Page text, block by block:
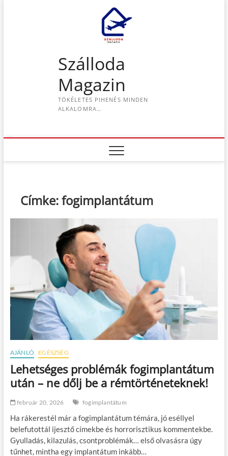
t
Szálloda
Magazin
TÖKÉLETES PIHENÉS MINDEN
ALKALOMRA…
Címke:fogimplantátum
AJÁNLÓ EGÉSZSÉG
Lehetséges problémák fogimplantátum
után – ne dőlj be a rémtörténeteknek!
február 20, 2026 fogimplantátum
Ha rákerestél már a fogimplantátum témára, jó eséllyel
belefutottál ijesztő címekbe és horrorisztikus kommentekbe.
Gyulladás, kilazulás, csontproblémák… első olvasásra úgy
tűnhet, mintha egy implantátum inkább…